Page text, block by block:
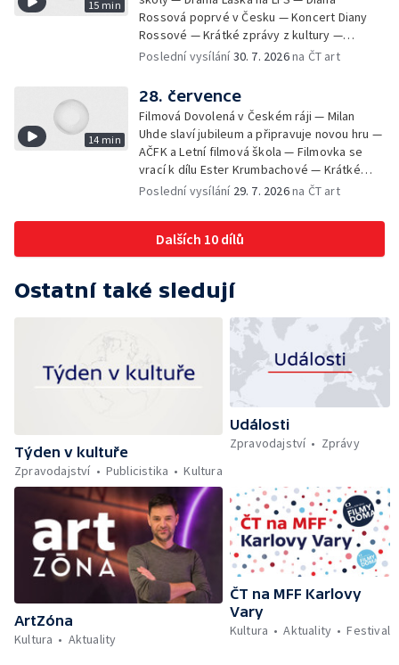
15 min
Rossová poprvé v Česku — Koncert Diany
Rossové — Krátké zprávy z kultury —
Výstavy o proměnách Prahy — Zahajení
Poslední vysílání30. 7. 2026na ČT art
14 min
28. července
Filmová Dovolená v Českém ráji — Milan
Uhde slaví jubileum a připravuje novou hru —
AČFK a Letní filmová škola — Filmovka se
vrací k dílu Ester Krumbachové — Krátké
zprávy z kultury — Antonín Střížek namaloval
Poslední vysílání 29. 7. 2026na ČT art
Dalších 10 dílů
Ostatní také sledují
Týden v kultuře
Zpravodajství
Publicistika Kultura
Události
Zpravodajství
Zprávy
ArtZóna
Kultura
Aktuality
ČT na MFF Karlovy
Vary
Kultura
Aktuality Festival